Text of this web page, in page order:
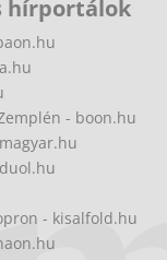
hírportálok
- boon.hu
- kisalfold.hu